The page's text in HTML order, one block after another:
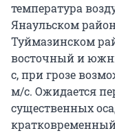
температура
Янаульском
Туймазинском
восточный и
с, при грозе
м/с. Ожидается
существенных
кратковременный